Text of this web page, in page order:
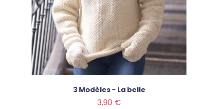
3 Modèles - La belle
3,90 €